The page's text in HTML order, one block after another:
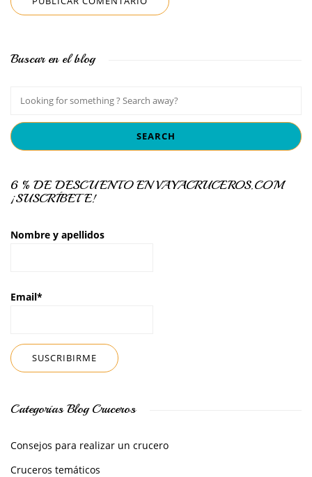
Buscar en el blog
6 % DE DESCUENTO EN VAYACRUCEROS.COM
¡SUSCRÍBETE!
Nombre y apellidos
Email*
Categorías Blog Cruceros
Consejos para realizar un crucero
Cruceros temáticos